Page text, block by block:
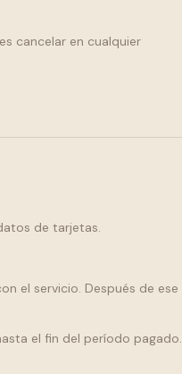
cancelar en cualquier
de tarjetas.
el servicio. Después de ese
el fin del período pagado.